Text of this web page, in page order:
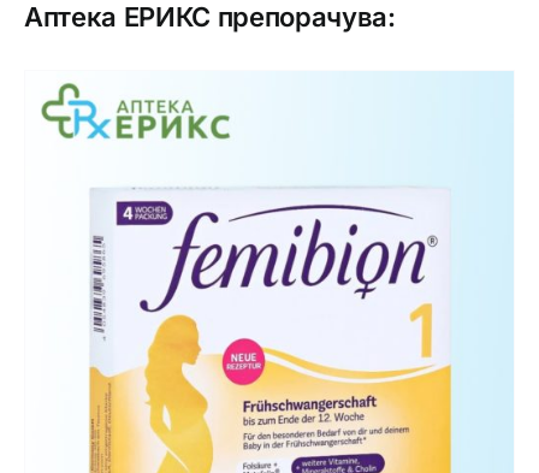
Аптека ЕРИКС препорачува: